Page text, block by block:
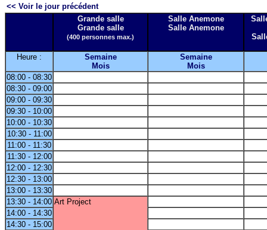
<< Voir le jour précédent
Grande salle
Grande salle
(400 personnes max.)
Salle Anemone
Salle Anemone
Heure :
Semaine
Mois
Semaine
Mois
08:00 - 08:30
08:30 - 09:00
09:00 - 09:30
09:30 - 10:00
10:00 - 10:30
10:30 - 11:00
11:00 - 11:30
11:30 - 12:00
12:00 - 12:30
12:30 - 13:00
13:00 - 13:30
13:30 - 14:00 Art Project
14:00 - 14:30
14:30 - 15:00